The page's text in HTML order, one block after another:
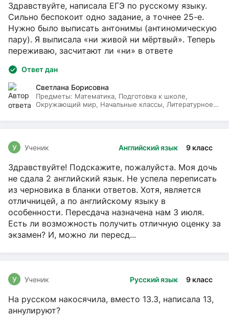
Здравствуйте, написала ЕГЭ по русскому языку.
Сильно беспокоит одно задание, а точнее 25-е.
Нужно было выписать антонимы (антиномическую
пару). Я выписала «ни живой ни мёртвый». Теперь
переживаю, засчитают ли «ни» в ответе
Ответ дан
Светлана Борисовна
Предметы: Математика, Подготовка к школе,
Окружающий мир, Начальные классы, Литературное
Английский язык 9 класс
У Ученик
Здравствуйте! Подскажите, пожалуйста. Моя дочь
не сдала 2 английский язык. Не успела переписать
из черновика в бланки ответов. Хотя, является
отличницей, а по английскому языку в
особенности. Пересдача назначена нам 3 июля.
Есть ли возможность получить отличную оценку за
экзамен? И, можно ли пересд...
Русский язык 9 класс
У Ученик
На русском накосячила, вместо 13.3, написала 13,
аннулируют?